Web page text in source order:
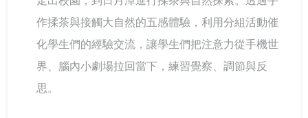
作揉茶與接觸大自然的五感體驗，利用分組活動催
化學生們的經驗交流，讓學生們把注意力從手機世
界、腦內小劇場拉回當下，練習覺察、調節與反
思。